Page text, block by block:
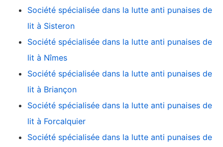
Société spécialisée dans la lutte anti punaises de
lit à Sisteron
Société spécialisée dans la lutte anti punaises de
lit à Nîmes
Société spécialisée dans la lutte anti punaises de
lit à Briançon
Société spécialisée dans la lutte anti punaises de
lit à Forcalquier
Société spécialisée dans la lutte anti punaises de